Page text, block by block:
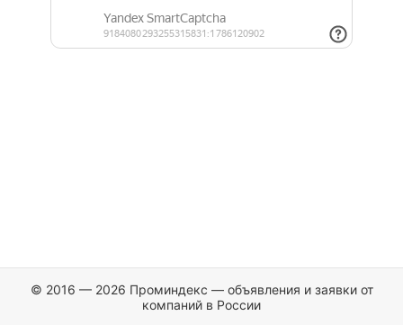
© 2016 — 2026 Проминдекс — объявления и заявки от
компаний в России